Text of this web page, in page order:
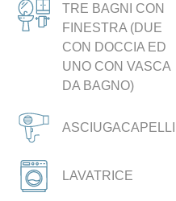
TRE BAGNI CON
FINESTRA (DUE
CON DOCCIA ED
UNO CON VASCA
DA BAGNO)
ASCIUGACAPELLI
LAVATRICE